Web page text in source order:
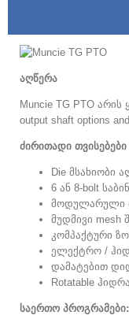
აღწერა
Muncie TG PTO
output shaft options
ძირითადი
Die მსახიობი
6 ან 8-bolt
მოდულარული
მუდმივი mesh
კომპაქტური
ელექტრო /
დამატებით
Rotatable
საერთო პროგრამები: